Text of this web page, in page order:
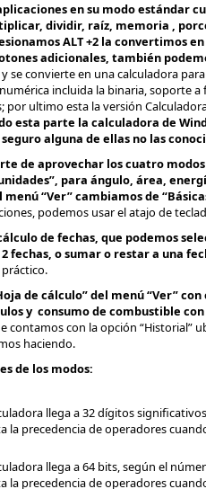
en su modo estándar
dividir, raíz, memoria ,
ALT +2 la convertimos
adicionales, también
se convierte en una calculadora
incluida la binaria, soporte
ultimo esta la versión
esta parte la calculadora de
alguna de ellas no las
de aprovechar los cuatro
para ángulo, área,
“Ver” cambiamos de
podemos usar el atajo de
de fechas, que podemos
o sumar o restar a una
de cálculo” del menú “Ver”
y consumo de combustible
contamos con la opción “Historial”
haciendo.
de los modos:
llega a 32 dígitos
la precedencia de operadores
llega a 64 bits, según el
la precedencia de operadores